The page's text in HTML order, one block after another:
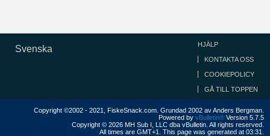
Svenska HJÄLP
KONTAKTA OSS
COOKIEPOLICY
GÅ TILL TOPPEN
Copyright ©2002 - 2021, FiskeSnack.com. Grundad 2002 av Anders Bergman.
Powered by vBulletin® Version 5.7.5
Copyright © 2026 MH Sub I, LLC dba vBulletin. All rights reserved.
All times are GMT+1. This page was generated at 03:31.